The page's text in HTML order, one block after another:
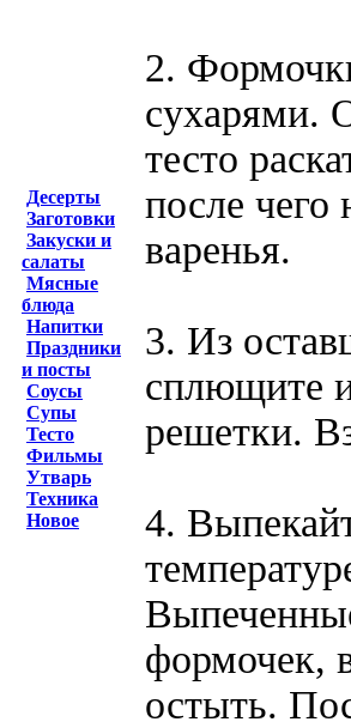
Десерты
Заготовки
Закуски и
салаты
Мясные
блюда
Напитки
Праздники
и посты
Соусы
Супы
Тесто
Фильмы
Утварь
Техника
Новое
2.
сухарями.
тесто
после чего
варенья.
3. Из
сплющите
решетки.
4.
формочек,
остыть.